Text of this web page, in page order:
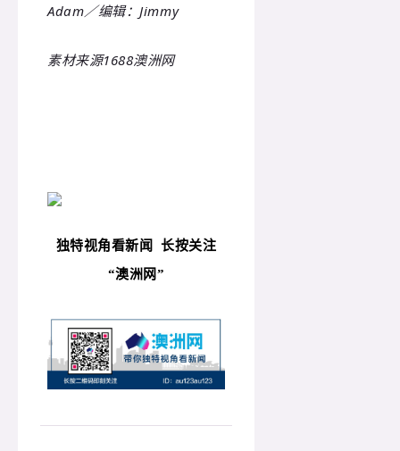
Adam／编辑：Jimmy
素材来源1688澳洲网
独特视角看新闻长按关注
“澳洲网”